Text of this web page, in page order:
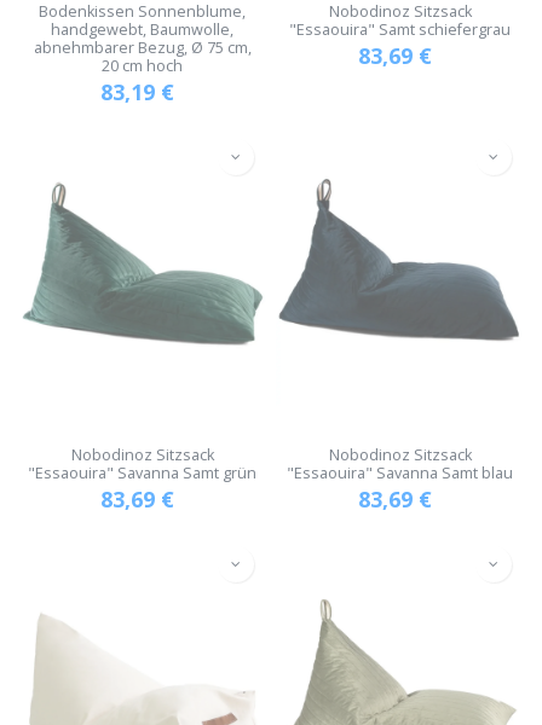
Bodenkissen Sonnenblume,
handgewebt, Baumwolle,
abnehmbarer Bezug, Ø 75 cm,
20 cm hoch
83,19 €
Nobodinoz Sitzsack
"Essaouira" Samt schiefergrau
83,69 €
Nobodinoz Sitzsack
"Essaouira" Savanna Samt grün
83,69 €
Nobodinoz Sitzsack
"Essaouira" Savanna Samt blau
83,69 €